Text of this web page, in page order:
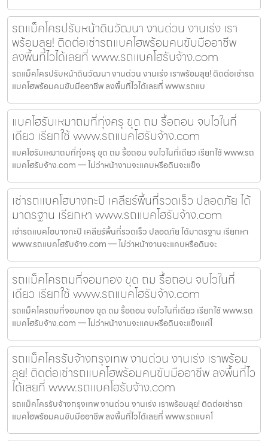
รถแม็คโครปรับหน้าดินวัฒนา งานด่วน งานเร่ง เรา
พร้อมลุย! ติดต่อเช่ารถแบคโฮพร้อมคนขับมืออาชีพ
ลงพื้นที่ไวได้เลยที่ www.รถแบคโฮรับจ้าง.com
รถแม็คโครปรับหน้าดินวัฒนา งานด่วน งานเร่ง เราพร้อมลุย! ติดต่อเช่ารถ
แบคโฮพร้อมคนขับมืออาชีพ ลงพื้นที่ไวได้เลยที่ www.รถแบ
แบคโฮรับเหมาถมที่ทุ่งครุ ขุด ถม รื้อถอน จบไวในที่
เดียว เรียกใช้ www.รถแบคโฮรับจ้าง.com
แบคโฮรับเหมาถมที่ทุ่งครุ ขุด ถม รื้อถอน จบไวในที่เดียว เรียกใช้ www.รถ
แบคโฮรับจ้าง.com — ไม่ว่าหน้างานจะแคบหรือดินจะแข็ง
เช่ารถแบคโฮบางกะปิ เคลียร์พื้นที่รวดเร็ว ปลอดภัย ได้
มาตรฐาน เรียกหา www.รถแบคโฮรับจ้าง.com
เช่ารถแบคโฮบางกะปิ เคลียร์พื้นที่รวดเร็ว ปลอดภัย ได้มาตรฐาน เรียกหา
www.รถแบคโฮรับจ้าง.com — ไม่ว่าหน้างานจะแคบหรือดินจะ
รถแม็คโครถมที่จอมทอง ขุด ถม รื้อถอน จบไวในที่
เดียว เรียกใช้ www.รถแบคโฮรับจ้าง.com
รถแม็คโครถมที่จอมทอง ขุด ถม รื้อถอน จบไวในที่เดียว เรียกใช้ www.รถ
แบคโฮรับจ้าง.com — ไม่ว่าหน้างานจะแคบหรือดินจะแข็งแค่ไ
รถแม็คโครรับจ้างกรุงเทพ งานด่วน งานเร่ง เราพร้อม
ลุย! ติดต่อเช่ารถแบคโฮพร้อมคนขับมืออาชีพ ลงพื้นที่ไว
ได้เลยที่ www.รถแบคโฮรับจ้าง.com
รถแม็คโครรับจ้างกรุงเทพ งานด่วน งานเร่ง เราพร้อมลุย! ติดต่อเช่ารถ
แบคโฮพร้อมคนขับมืออาชีพ ลงพื้นที่ไวได้เลยที่ www.รถแบคโ